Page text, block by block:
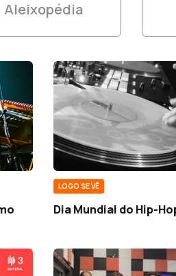
Aleixopédia
LOGO SE VÊ
Dia Mundial do Hip-